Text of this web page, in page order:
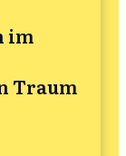
im
Traum